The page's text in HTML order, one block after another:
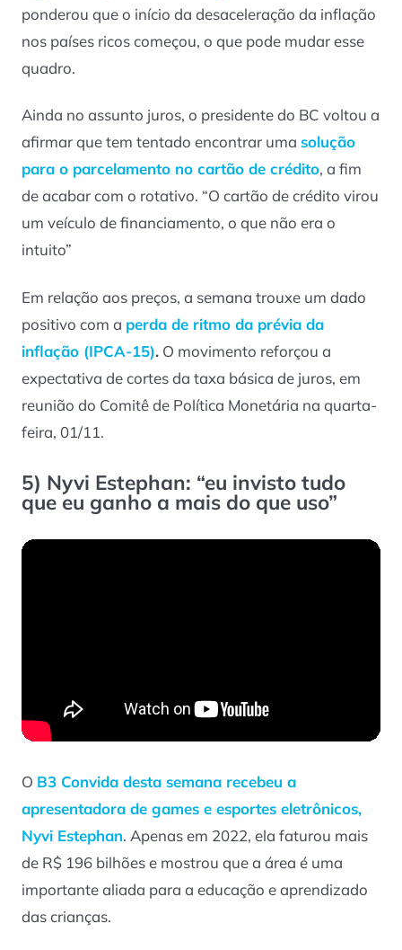
ponderou que o início da desaceleração da inflação
nos países ricos começou, o que pode mudar esse
quadro.
Ainda no assunto juros, o presidente do BC voltou a
afirmar que tem tentado encontrar uma solução
para o parcelamento no cartão de crédito, a fim
de acabar com o rotativo. “O cartão de crédito virou
um veículo de financiamento, o que não era o
intuito”
Em relação aos preços, a semana trouxe um dado
positivo com a perda de ritmo da prévia da
inflação (IPCA-15). O movimento reforçou a
expectativa de cortes da taxa básica de juros, em
reunião do Comitê de Política Monetária na quarta-
feira, 01/11.
5) Nyvi Estephan: “eu invisto tudo
que eu ganho a mais do que uso”
O B3 Convida desta semana recebeu a
apresentadora de games e esportes eletrônicos,
Nyvi Estephan. Apenas em 2022, ela faturou mais
de R$ 196 bilhões e mostrou que a área é uma
importante aliada para a educação e aprendizado
das crianças.